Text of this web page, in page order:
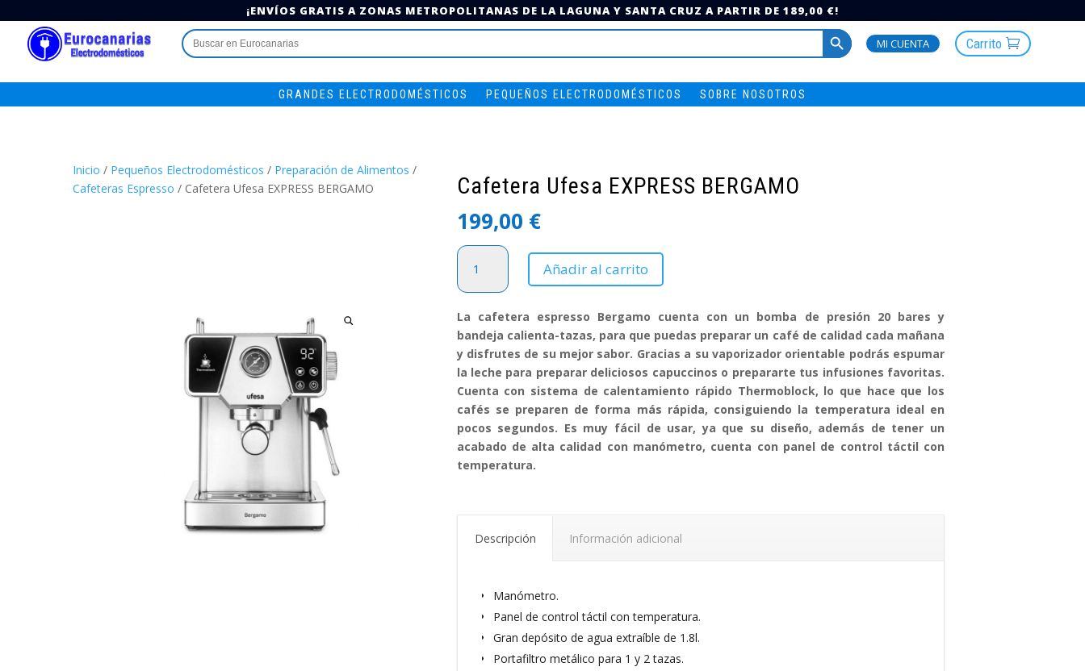
¡ENVÍOS GRATIS A ZONAS METROPOLITANAS DE LA LAGUNA Y SANTA CRUZ A PARTIR DE 189,00 €!
Buscar:
Botón de búsqueda
MI CUENTA
Carrito
GRANDES ELECTRODOMÉSTICOS PEQUEÑOS ELECTRODOMÉSTICOS SOBRE NOSOTROS
Inicio / Pequeños Electrodomésticos / Preparación de Alimentos /
Cafeteras Espresso / Cafetera Ufesa EXPRESS BERGAMO Cafetera Ufesa EXPRESS BERGAMO
199,00 €
Cafetera
Ufesa
EXPRESS
BERGAMO
cantidad
Añadir al carrito
La cafetera espresso Bergamo cuenta con un bomba de presión 20 bares y
bandeja calienta-tazas, para que puedas preparar un café de calidad cada mañana
y disfrutes de su mejor sabor. Gracias a su vaporizador orientable podrás espumar
la leche para preparar deliciosos capuccinos o prepararte tus infusiones favoritas.
Cuenta con sistema de calentamiento rápido Thermoblock, lo que hace que los
cafés se preparen de forma más rápida, consiguiendo la temperatura ideal en
pocos segundos. Es muy fácil de usar, ya que su diseño, además de tener un
acabado de alta calidad con manómetro, cuenta con panel de control táctil con
temperatura.
Descripción Información adicional
Manómetro.
Panel de control táctil con temperatura.
Gran depósito de agua extraíble de 1.8l.
Portafiltro metálico para 1 y 2 tazas.